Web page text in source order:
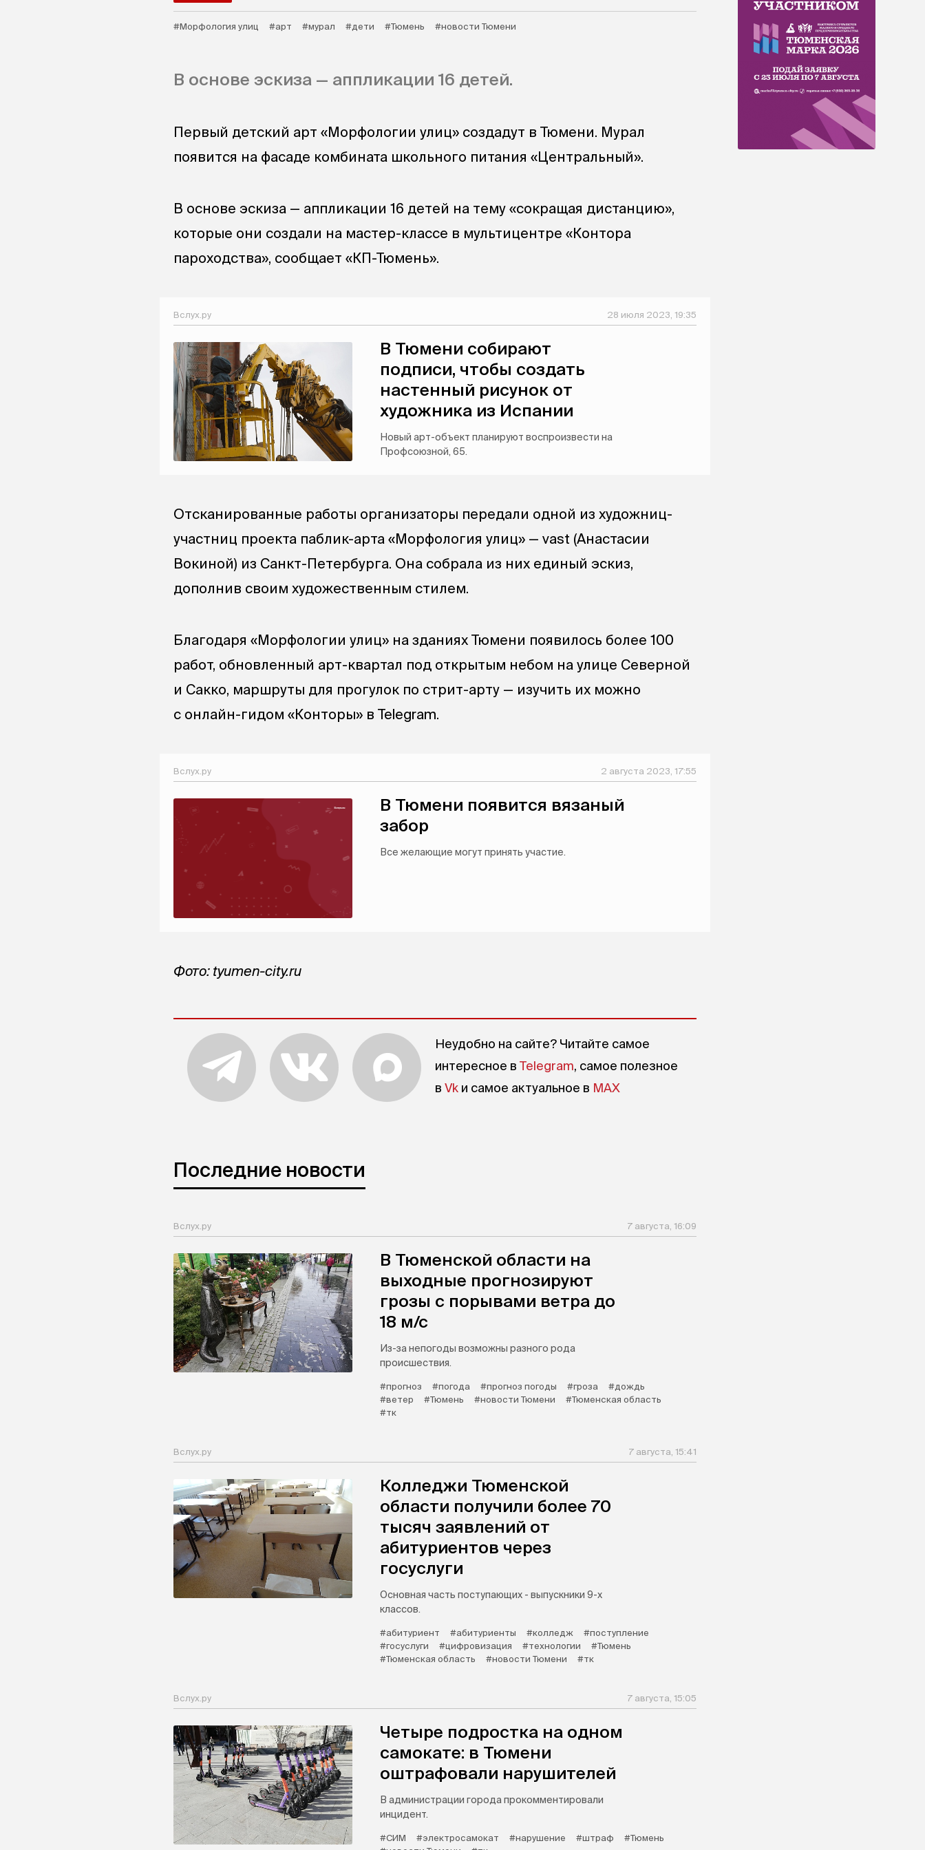
#Морфология улиц #арт #мурал #дети #Тюмень #новости Тюмени
В основе эскиза — аппликации 16 детей.
Первый детский арт «Морфологии улиц» создадут в Тюмени. Мурал
появится на фасаде комбината школьного питания «Центральный».
В основе эскиза — аппликации 16 детей на тему «сокращая дистанцию»,
которые они создали на мастер-классе в мультицентре «Контора
пароходства», сообщает «КП-Тюмень».
Вслух.ру 28 июля 2023, 19:35
В Тюмени собирают
подписи, чтобы создать
настенный рисунок от
художника из Испании
Новый арт-объект планируют воспроизвести на
Профсоюзной, 65.
Отсканированные работы организаторы передали одной из художниц-
участниц проекта паблик-арта «Морфология улиц» — vast (Анастасии
Вокиной) из Санкт-Петербурга. Она собрала из них единый эскиз,
дополнив своим художественным стилем.
Благодаря «Морфологии улиц» на зданиях Тюмени появилось более 100
работ, обновленный арт-квартал под открытым небом на улице Северной
и Сакко, маршруты для прогулок по стрит-арту — изучить их можно
с онлайн-гидом «Конторы» в Telegram.
Вслух.ру 2 августа 2023, 17:55
В Тюмени появится вязаный
забор
Все желающие могут принять участие.
Фото: tyumen-city.ru
Неудобно на сайте? Читайте самое
интересное в Telegram, самое полезное
в Vk и самое актуальное в MAX
Последние новости
Вслух.ру 7 августа, 16:09
В Тюменской области на
выходные прогнозируют
грозы с порывами ветра до
18 м/с
Из-за непогоды возможны разного рода
происшествия.
#прогноз #погода #прогноз погоды #гроза
#дождь
#ветер
#Тюмень #новости Тюмени
#Тюменская область
#тк
Вслух.ру 7 августа, 15:41
Колледжи Тюменской
области получили более 70
тысяч заявлений от
абитуриентов через
госуслуги
Основная часть поступающих - выпускники 9-х
классов.
#абитуриент #абитуриенты #колледж
#поступление
#госуслуги
#цифровизация #технологии
#Тюмень
#Тюменская область
#новости Тюмени #тк
Вслух.ру 7 августа, 15:05
Четыре подростка на одном
самокате: в Тюмени
оштрафовали нарушителей
В администрации города прокомментировали
инцидент.
#СИМ #электросамокат #нарушение #штраф
#Тюмень